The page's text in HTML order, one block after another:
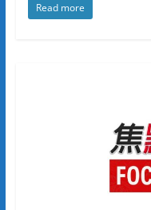
Read more